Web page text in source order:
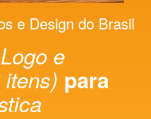
e Design do Brasil
Logo e
para